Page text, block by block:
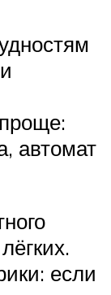
автомат
если